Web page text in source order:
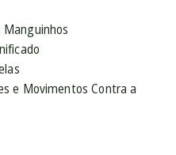
e Movimentos Contra a